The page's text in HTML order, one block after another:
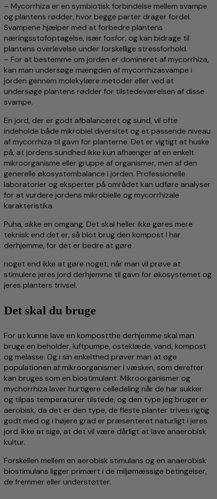
– Mycorrhiza er en symbiotisk forbindelse mellem svampe
og plantens rødder, hvor begge parter drager fordel.
Svampene hjælper med at forbedre plantens
næringsstofoptagelse, især fosfor, og kan bidrage til
plantens overlevelse under forskellige stressforhold.
– For at bestemme om jorden er domineret af mycorrhiza,
kan man undersøge mængden af mycorrhizasvampe i
jorden gennem molekylære metoder eller ved at
undersøge plantens rødder for tilstedeværelsen af disse
svampe.
En jord, der er godt afbalanceret og sund, vil ofte
indeholde både mikrobiel diversitet og et passende niveau
af mycorrhiza til gavn for planterne. Det er vigtigt at huske
på, at jordens sundhed ikke kun afhænger af en enkelt
mikroorganisme eller gruppe af organismer, men af den
generelle økosystembalance i jorden. Professionelle
laboratorier og eksperter på området kan udføre analyser
for at vurdere jordens mikrobielle og mycorrhizale
karakteristika.
Puha, sikke en omgang. Det skal heller ikke gøres mere
teknisk end det er, så blot brug den kompost I har
derhjemme, for det er bedre at gøre
noget end ikke at gøre noget, når man vil prøve at
stimulere jeres jord derhjemme til gavn for økosystemet og
jeres planters trivsel.
Det skal du bruge
For at kunne lave en kompostthe derhjemme skal man
bruge en beholder, luftpumpe, osteklæde, vand, kompost
og melasse. Og i sin enkelthed prøver man at øge
populationen af mikroorganismer i væsken, som derefter
kan bruges som en biostimulant. Mikroorganismer og
mychorrhiza laver hurtigere celledeling når de har sukker
og tilpas temperaturer tilstede, og den type jeg bruger er
aerobisk, da det er den type, de fleste planter trives rigtig
godt med og i højere grad er præsenteret naturligt i jeres
jord. Ikke at sige, at det vil være dårligt at lave anaerobisk
kultur.
Forskellen mellem en aerobisk stimulans og en anaerobisk
biostimulans ligger primært i de miljømæssige betingelser,
de fremmer eller understøtter.